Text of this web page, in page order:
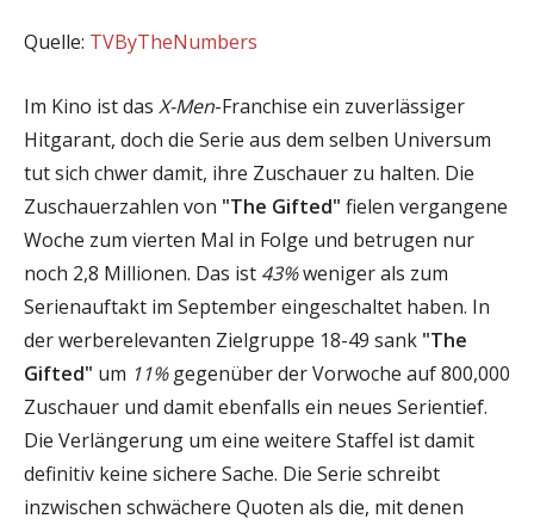
Quelle: TVByTheNumbers
Im Kino ist das X-Men-Franchise ein zuverlässiger
Hitgarant, doch die Serie aus dem selben Universum
tut sich chwer damit, ihre Zuschauer zu halten. Die
Zuschauerzahlen von "The Gifted" fielen vergangene
Woche zum vierten Mal in Folge und betrugen nur
noch 2,8 Millionen. Das ist 43%weniger als zum
Serienauftakt im September eingeschaltet haben. In
der werberelevanten Zielgruppe 18-49 sank "The
Gifted" um 11%gegenüber der Vorwoche auf 800,000
Zuschauer und damit ebenfalls ein neues Serientief.
Die Verlängerung um eine weitere Staffel ist damit
definitiv keine sichere Sache. Die Serie schreibt
inzwischen schwächere Quoten als die, mit denen